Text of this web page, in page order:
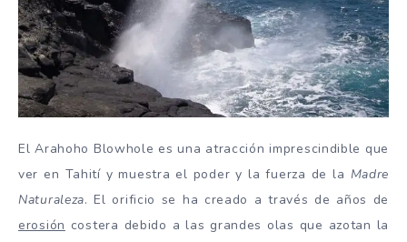
El Arahoho Blowhole es una atracción imprescindible que
ver en Tahití y muestra el poder y la fuerza de la Madre
Naturaleza. El orificio se ha creado a través de años de
erosión costera debido a las grandes olas que azotan la